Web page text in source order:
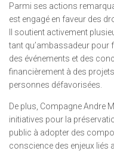
Parmi ses actions
est engagé en faveur des
Il soutient activement
tant qu’ambassadeur pour
des événements et des
financièrement à des
personnes défavorisées.
De plus, Compagne Andre
initiatives pour la
public à adopter des
conscience des enjeux liés